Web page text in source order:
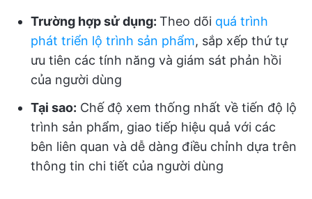
Trường hợp sử dụng: Theo dõi quá trình
phát triển lộ trình sản phẩm, sắp xếp thứ tự
ưu tiên các tính năng và giám sát phản hồi
của người dùng
Tại sao: Chế độ xem thống nhất về tiến độ lộ
trình sản phẩm, giao tiếp hiệu quả với các
bên liên quan và dễ dàng điều chỉnh dựa trên
thông tin chi tiết của người dùng